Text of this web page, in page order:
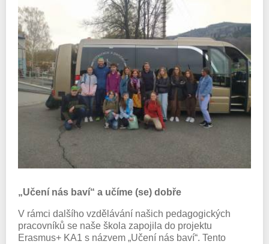
„Učení nás baví“ a učíme (se) dobře
V rámci dalšího vzdělávání našich pedagogických
pracovníků se naše škola zapojila do projektu
Erasmus+ KA1 s názvem „Učení nás baví“. Tento